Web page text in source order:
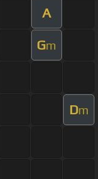
A
Gm
Dm